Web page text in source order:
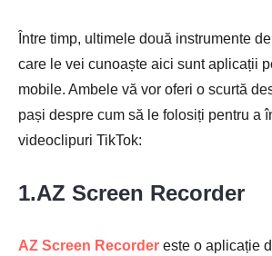
Între timp, ultimele două instrumente
care le vei cunoaște aici sunt aplicații
mobile. Ambele vă vor oferi o scurtă
pași despre cum să le folosiți pentru a
videoclipuri TikTok:
1.AZ Screen Recorder
AZ Screen Recorder este o aplicație